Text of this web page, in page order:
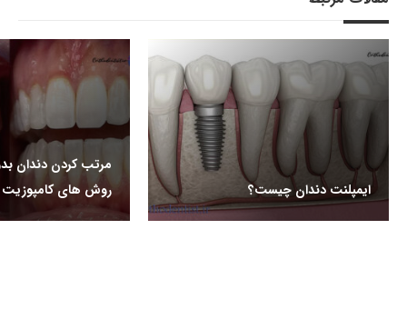
ایمپلنت دندان چیست؟
مرتب کردن دندان
روش های کامپوزیت